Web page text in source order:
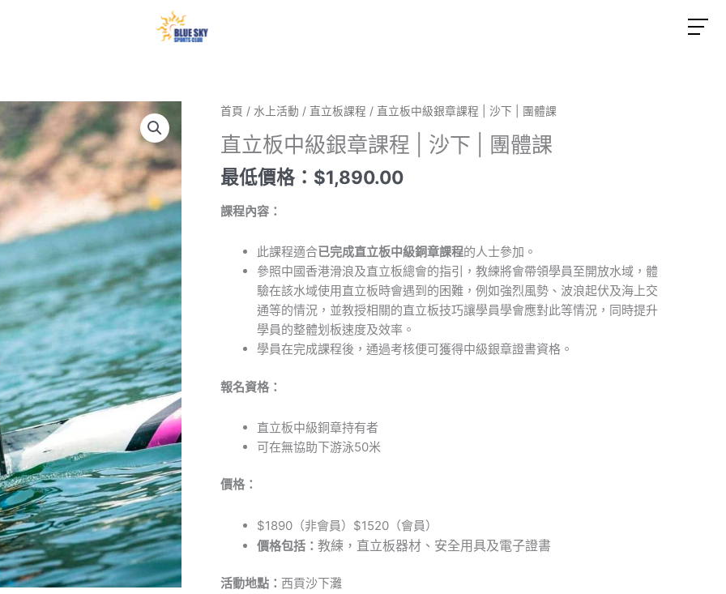
首頁 / 水上活動 / 直立板課程 / 直立板中級銀章課程 | 沙下 | 團體課
直立板中級銀章課程 | 沙下 | 團體課
最低價格： $1,890.00
課程內容：
此課程適合已完成直立板中級銅章課程的人士參加。
參照中國香港滑浪及直立板總會的指引，教練將會帶領學員至開放水域，體
驗在該水域使用直立板時會遇到的困難，例如強烈風勢、波浪起伏及海上交
通等的情況，並教授相關的直立板技巧讓學員學會應對此等情況，同時提升
學員的整體划板速度及效率。
學員在完成課程後，通過考核便可獲得中級銀章證書資格。
報名資格：
直立板中級銅章持有者
可在無協助下游泳50米
價格：
$1890（非會員）$1520（會員）
價格包括： 教練，直立板器材、安全用具及電子證書
活動地點： 西貢沙下灘
我
在
此
聲
明：